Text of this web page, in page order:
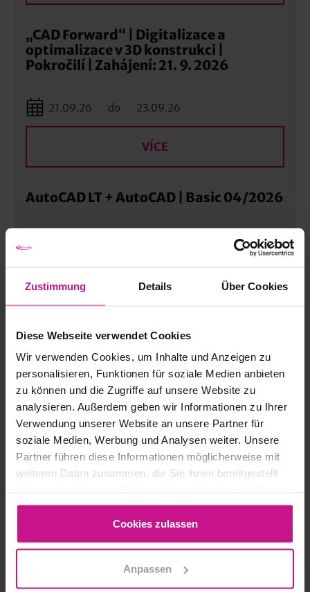
Zustimmung Details Über Cookies
Diese Webseite verwendet Cookies
Wir verwenden Cookies, um Inhalte und Anzeigen zu
personalisieren, Funktionen für soziale Medien anbieten
zu können und die Zugriffe auf unsere Website zu
analysieren. Außerdem geben wir Informationen zu Ihrer
Verwendung unserer Website an unsere Partner für
soziale Medien, Werbung und Analysen weiter. Unsere
Partner führen diese Informationen möglicherweise mit
weiteren Daten zusammen, die Sie ihnen bereitgestellt
gesammelt haben.
Cookies zulassen
Anpassen
„CAD Forward“ | Digitalizace a
optimalizace v 3D konstrukci |
Pokročilí | Zahájení: 21. 9. 2026
21.09.26 do 23.09.26
VÍCE
AutoCAD LT + AutoCAD | Basic 04/2026
VÍCE
„CAD Start 2D“ | Základy digitálního
zpracování pomocí 2D CAD systémů |
Základní úroveň | Začátek: 05.10.26
05.10.26 do 07.10.26
VÍCE
zpracování pomocí 3D-CAD systémů |
Základní úroveň | Začátek: 19.10.26
23.10.26